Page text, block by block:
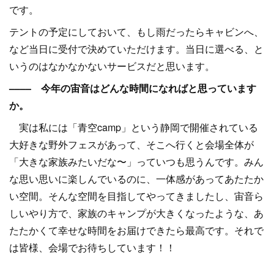
です。
テントの予定にしておいて、もし雨だったらキャビンへ、
など当日に受付で決めていただけます。当日に選べる、と
いうのはなかなかないサービスだと思います。
–––– 今年の宙音はどんな時間になればと思っています
か。
実は私には「青空camp」という静岡で開催されている
大好きな野外フェスがあって、そこへ行くと会場全体が
「大きな家族みたいだな〜」っていつも思うんです。みん
な思い思いに楽しんでいるのに、一体感があってあたたか
い空間。そんな空間を目指してやってきましたし、宙音ら
しいやり方で、家族のキャンプが大きくなったような、あ
たたかくて幸せな時間をお届けできたら最高です。それで
は皆様、会場でお待ちしています！！